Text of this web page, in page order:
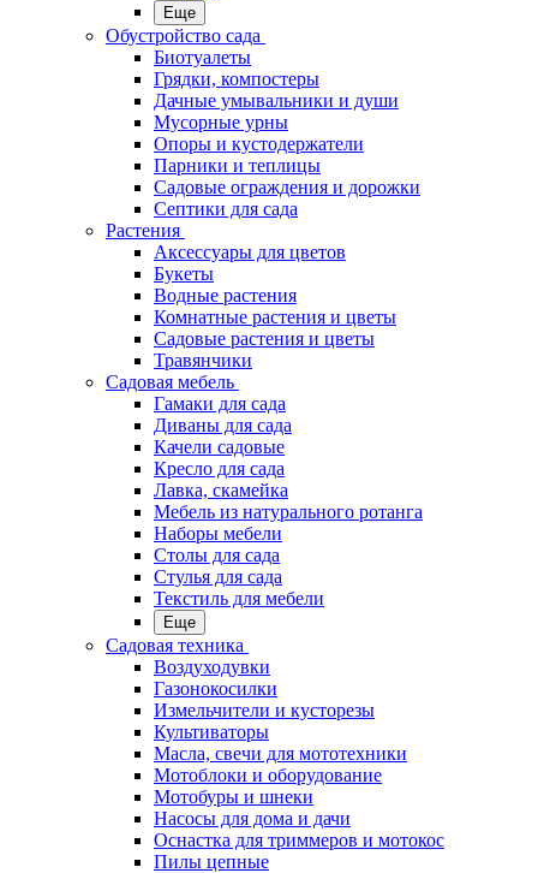
Еще
Обустройство сада
Биотуалеты
Грядки, компостеры
Дачные умывальники и души
Мусорные урны
Опоры и кустодержатели
Парники и теплицы
Садовые ограждения и дорожки
Септики для сада
Растения
Аксессуары для цветов
Букеты
Водные растения
Комнатные растения и цветы
Садовые растения и цветы
Травянчики
Садовая мебель
Гамаки для сада
Диваны для сада
Качели садовые
Кресло для сада
Лавка, скамейка
Мебель из натурального ротанга
Наборы мебели
Столы для сада
Стулья для сада
Текстиль для мебели
Еще
Садовая техника
Воздуходувки
Газонокосилки
Измельчители и кусторезы
Культиваторы
Масла, свечи для мототехники
Мотоблоки и оборудование
Мотобуры и шнеки
Насосы для дома и дачи
Оснастка для триммеров и мотокос
Пилы цепные